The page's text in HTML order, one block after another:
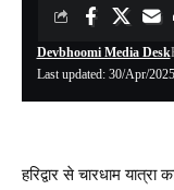
Last updated: 30/Apr/
Devbhoomi Media Desk
हरिद्वार से चारधाम